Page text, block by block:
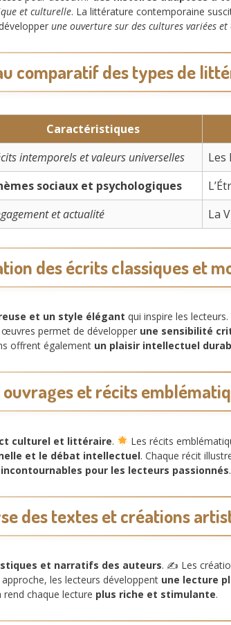
et culturelle. La littérature contemporaine
une ouverture sur des cultures variées et
comparatif des types de
Caractéristiques
intemporels et valeurs universelles
Les
sociaux et psychologiques
et actualité La
des écrits classiques et
et un style élégant qui inspire les lecteurs.
œuvres permet de développer une sensibilité
offrent également un plaisir intellectuel
ouvrages et récits
culturel et littéraire. Les récits
et le débat intellectuel. Chaque récit
pour les lecteurs passionnés.
des textes et créations
et narratifs des auteurs. ✍️ Les
les lecteurs développent une lecture
rend chaque lecture plus riche et stimulante.